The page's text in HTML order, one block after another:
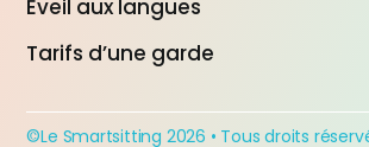
Éveil aux langues
Tarifs d’une garde
©Le Smartsitting 2026 • Tous droits